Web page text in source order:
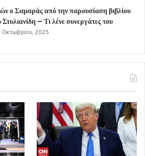
ο Σαμαράς από την παρουσίαση βιβλίου
Στυλιανίδη – Τι λένε συνεργάτες του
Οκτωβρίου, 2025